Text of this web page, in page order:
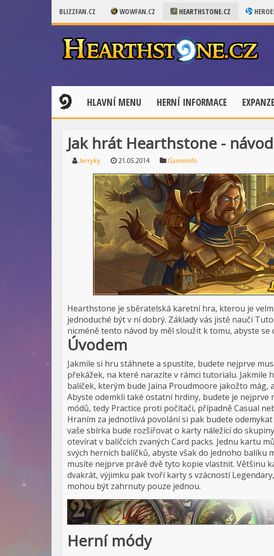
BLIZZFAN.CZ WOWFAN.CZ HEARTHSTONE.CZ
HLAVNÍ MENU HERNÍ INFORMACE EXPANZE
Jak hrát Hearthstone -
Jerryky 21.05.2014 Gameinfo
Hearthstone je sběratelská karetní hra, kterou je
jednoduché být v ní dobrý. Základy vás jistě naučí
nicméně tento návod by měl sloužit k tomu, abyste
Úvodem
Jakmile si hru stáhnete a spustíte, budete nejprve
překážek, na které narazíte v rámci tutorialu. Jakmile
balíček, kterým bude Jaina Proudmoore jakožto mág,
Abyste odemkli také ostatní hrdiny, budete je
módů, tedy Practice proti počítači, případně Casual
Hraním za jednotlivá povolání si pak budete
vaše sbírka bude rozšiřovat o karty náležící do
otevírat v balíčcích zvaných Card packs. Jednu kartu
svých herních balíčků, abyste však do jednoho balíku
musíte nejprve právě dvě tyto kopie vlastnit. Většinu
dvakrát, výjimku pak tvoří karty s vzácností
mohou být zahrnuty pouze jednou.
Herní módy